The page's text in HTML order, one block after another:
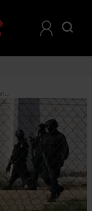
El director del penal y 38 custodios son investigados por fuga masiva en Tamaulipas